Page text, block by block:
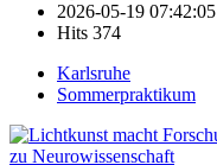
2026-05-19 07:42:05
Hits 374
Karlsruhe
Sommerpraktikum